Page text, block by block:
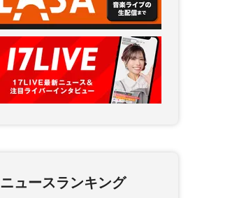
ニュースランキング